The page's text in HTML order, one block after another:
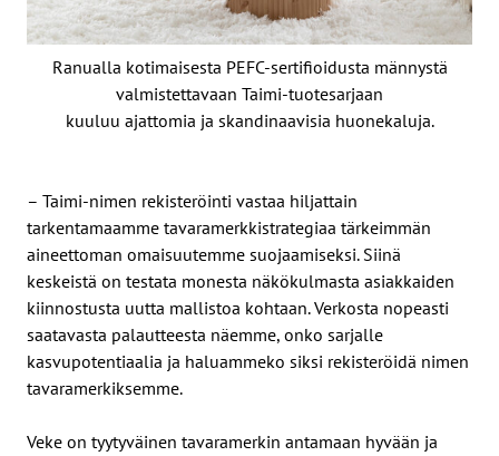
Ranualla kotimaisesta PEFC-sertifioidusta männystä
valmistettavaan Taimi-tuotesarjaan
kuuluu ajattomia ja skandinaavisia huonekaluja.
– Taimi-nimen rekisteröinti vastaa hiljattain
tarkentamaamme tavaramerkkistrategiaa tärkeimmän
aineettoman omaisuutemme suojaamiseksi. Siinä
keskeistä on testata monesta näkökulmasta asiakkaiden
kiinnostusta uutta mallistoa kohtaan. Verkosta nopeasti
saatavasta palautteesta näemme, onko sarjalle
kasvupotentiaalia ja haluammeko siksi rekisteröidä nimen
tavaramerkiksemme.
Veke on tyytyväinen tavaramerkin antamaan hyvään ja